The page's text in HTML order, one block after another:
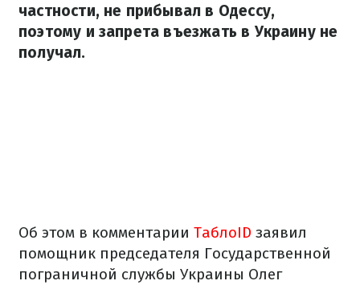
частности, не прибывал в Одессу,
поэтому и запрета въезжать в Украину не
получал.
Об этом в комментарии ТаблоID заявил
помощник председателя Государственной
пограничной службы Украины Олег